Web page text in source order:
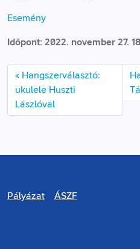
Esemény
Időpont: 2022. november 27.
Hangszerválasztó:
ukulele Huszti
Lászlóval
Pályázat ÁSZF